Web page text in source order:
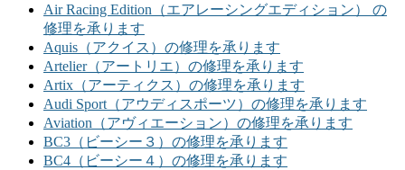
Air Racing Edition（エアレーシングエディション） の
修理を承ります
Aquis（アクイス）の修理を承ります
Artelier（アートリエ）の修理を承ります
Artix（アーティクス）の修理を承ります
Audi Sport（アウディスポーツ）の修理を承ります
Aviation（アヴィエーション）の修理を承ります
BC3（ビーシー３）の修理を承ります
BC4（ビーシー４）の修理を承ります